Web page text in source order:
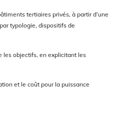
tertiaires privés, à partir d’une
typologie, dispositifs de
les objectifs, en explicitant les
et le coût pour la puissance